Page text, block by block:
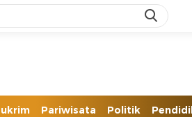
Pariwisata Politik